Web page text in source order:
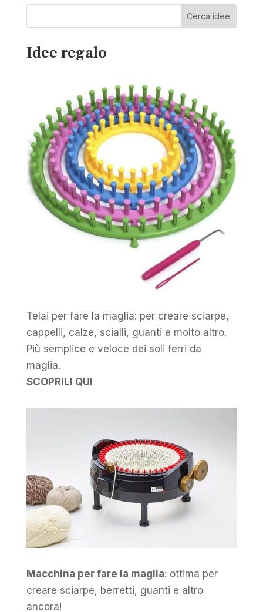
Cerca idee
Idee regalo
Telai per fare la maglia: per creare sciarpe,
cappelli, calze, scialli, guanti e molto altro.
Più semplice e veloce dei soli ferri da
maglia.
SCOPRILI QUI
Macchina per fare la maglia: ottima per
creare sciarpe, berretti, guanti e altro
ancora!